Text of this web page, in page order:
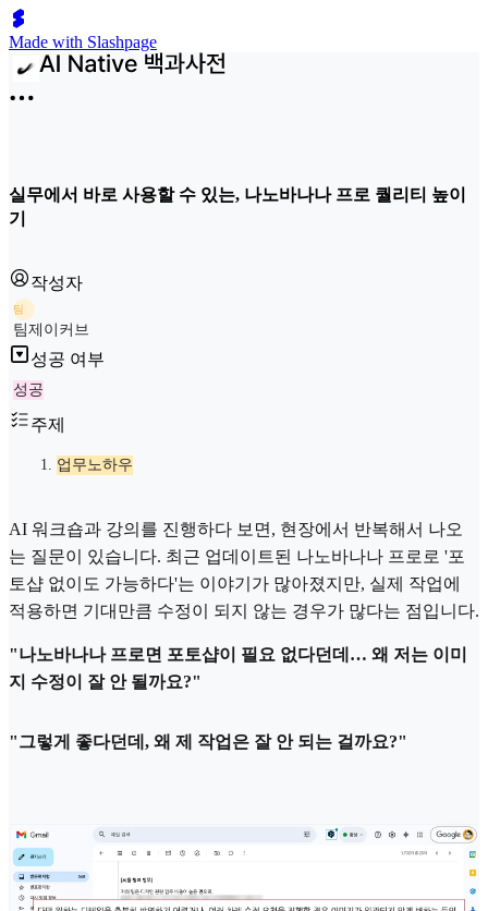
Made with Slashpage
실무에서 바로 사용할 수 있는, 나노바나나 프로 퀄리티 높이
기
작성자
팀
팀제이커브
성공 여부
성공
주제
업무노하우
AI 워크숍과 강의를 진행하다 보면, 현장에서 반복해서 나오
는 질문이 있습니다. 최근 업데이트된 나노바나나 프로로 '포
토샵 없이도 가능하다'는 이야기가 많아졌지만, 실제 작업에
적용하면 기대만큼 수정이 되지 않는 경우가 많다는 점입니다.
"나노바나나 프로면 포토샵이 필요 없다던데… 왜 저는 이미
지 수정이 잘 안 될까요?"
"그렇게 좋다던데, 왜 제 작업은 잘 안 되는 걸까요?"